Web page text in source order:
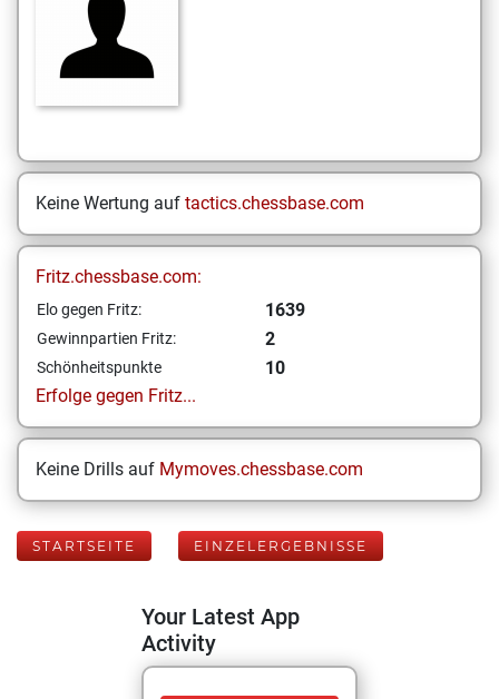
Keine Wertung auf tactics.chessbase.com
Fritz.chessbase.com:
Elo gegen Fritz: 1639
Gewinnpartien Fritz: 2
Schönheitspunkte
10
Erfolge gegen Fritz...
Keine Drills auf Mymoves.chessbase.com
STARTSEITE EINZELERGEBNISSE
Your Latest App
Activity